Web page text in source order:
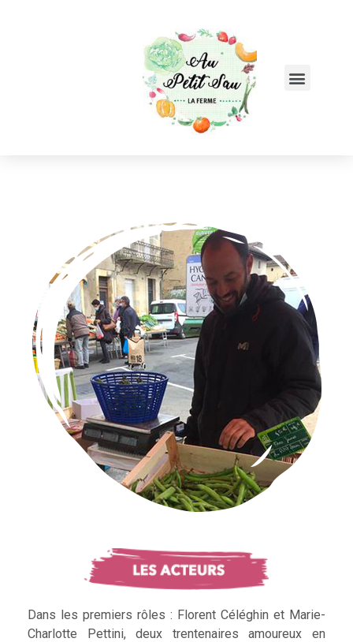
Dans les premiers rôles : Florent Céléghin et Marie-
Charlotte Pettini, deux trentenaires amoureux en